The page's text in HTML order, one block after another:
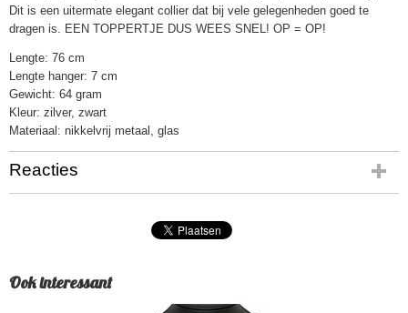
Dit is een uitermate elegant collier dat bij vele gelegenheden goed te
dragen is. EEN TOPPERTJE DUS WEES SNEL! OP = OP!
Lengte: 76 cm
Lengte hanger: 7 cm
Gewicht: 64 gram
Kleur: zilver, zwart
Materiaal: nikkelvrij metaal, glas
Reacties
Ook interessant